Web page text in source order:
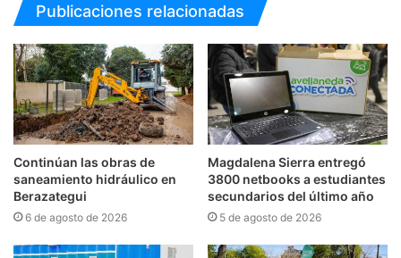
Publicaciones relacionadas
Continúan las obras de
saneamiento hidráulico en
Berazategui
6 de agosto de 2026
Magdalena Sierra entregó
3800 netbooks a estudiantes
secundarios del último año
5 de agosto de 2026